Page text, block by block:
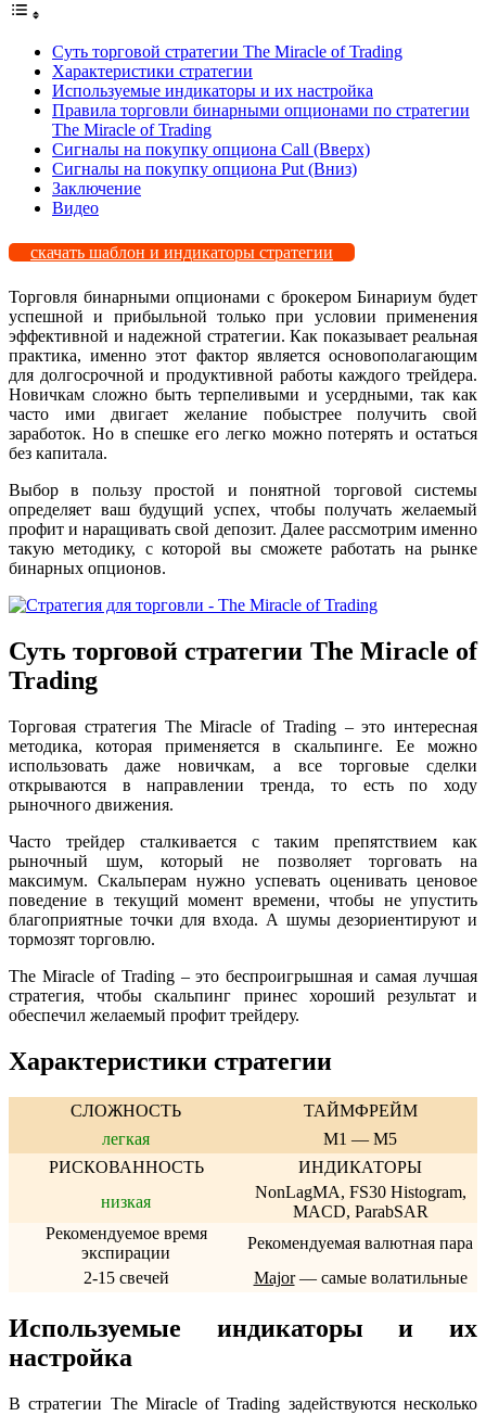
Суть торговой стратегии The Miracle of Trading
Характеристики стратегии
Используемые индикаторы и их настройка
Правила торговли бинарными опционами по стратегии
The Miracle of Trading
Сигналы на покупку опциона Call (Вверх)
Сигналы на покупку опциона Put (Вниз)
Заключение
Видео
скачать шаблон и индикаторы стратегии
Торговля бинарными опционами с брокером Бинариум будет
успешной и прибыльной только при условии применения
эффективной и надежной стратегии. Как показывает реальная
практика, именно этот фактор является основополагающим
для долгосрочной и продуктивной работы каждого трейдера.
Новичкам сложно быть терпеливыми и усердными, так как
часто ими двигает желание побыстрее получить свой
заработок. Но в спешке его легко можно потерять и остаться
без капитала.
Выбор в пользу простой и понятной торговой системы
определяет ваш будущий успех, чтобы получать желаемый
профит и наращивать свой депозит. Далее рассмотрим именно
такую методику, с которой вы сможете работать на рынке
бинарных опционов.
Суть торговой стратегии The Miracle of
Trading
Торговая стратегия The Miracle of Trading – это интересная
методика, которая применяется в скальпинге. Ее можно
использовать даже новичкам, а все торговые сделки
открываются в направлении тренда, то есть по ходу
рыночного движения.
Часто трейдер сталкивается с таким препятствием как
рыночный шум, который не позволяет торговать на
максимум. Скальперам нужно успевать оценивать ценовое
поведение в текущий момент времени, чтобы не упустить
благоприятные точки для входа. А шумы дезориентируют и
тормозят торговлю.
The Miracle of Trading – это беспроигрышная и самая лучшая
стратегия, чтобы скальпинг принес хороший результат и
обеспечил желаемый профит трейдеру.
Характеристики стратегии
СЛОЖНОСТЬ
ТАЙМФРЕЙМ
легкая
M1 — M5
РИСКОВАННОСТЬ
ИНДИКАТОРЫ
низкая
NonLagMA, FS30 Histogram,
MACD, ParabSAR
Рекомендуемое время
экспирации
Рекомендуемая валютная пара
2-15 свечей
Major— самые волатильные
Используемые индикаторы и их
настройка
В стратегии The Miracle of Trading задействуются несколько